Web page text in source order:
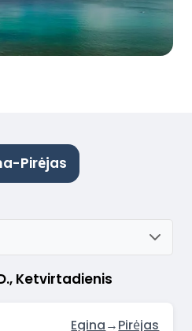
Pirėjas
Ketvirtadienis
Egina→Pirėjas